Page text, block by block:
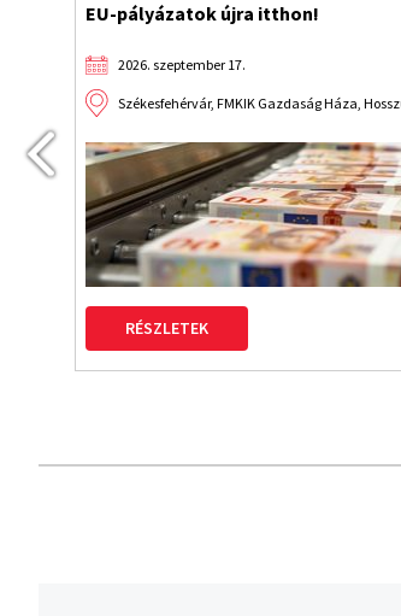
Fejlődés
Budapest,